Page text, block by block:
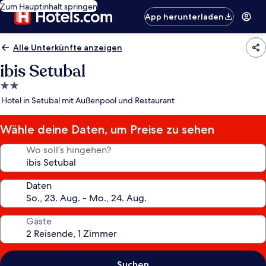
Zum Hauptinhalt springen
App herunterladen
Alle Unterkünfte anzeigen
ibis Setubal
2.0-
Sterne-
Hotel in Setubal mit Außenpool und Restaurant
Wähle deine Daten, um Preise zu sehen
Wo soll’s hingehen?
Daten
Gäste